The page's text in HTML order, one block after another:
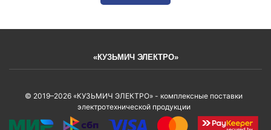
«КУЗЬМИЧ ЭЛЕКТРО»
© 2019–2026 «КУЗЬМИЧ ЭЛЕКТРО» - комплексные поставки
электротехнической продукции